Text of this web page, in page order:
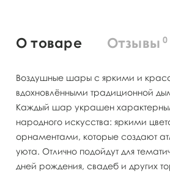
О товаре Отзывы 0
Воздушные шары с яркими и
вдохновлёнными традиционной
Каждый шар украшен
народного искусства: яркими
орнаментами, которые создают
уюта. Отлично подойдут для
дней рождения, свадеб и других